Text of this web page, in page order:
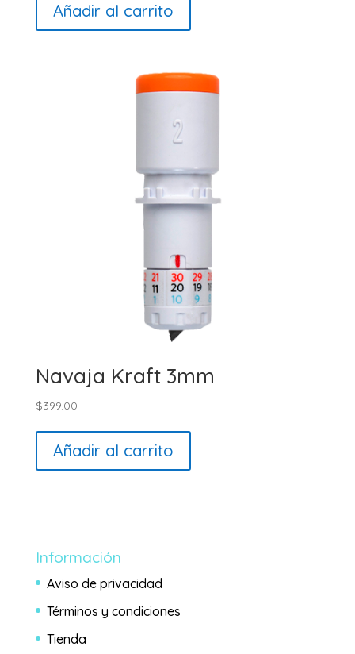
Añadir al carrito
Navaja Kraft 3mm
$399.00
Añadir al carrito
Información
Aviso de privacidad
Términos y condiciones
Tienda